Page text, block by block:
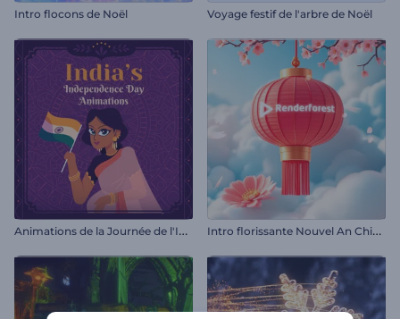
Intro flocons de Noël Voyage festif de l'arbre de Noël
A
nimations de la Journée de l'Indépendance de l'Inde I
ntro florissante Nouvel An Chinois